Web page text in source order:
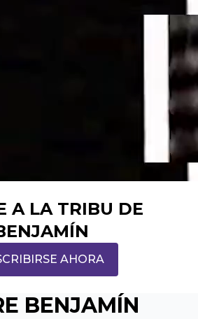
A LA TRIBU DE
AHORA
BENJAMÍN